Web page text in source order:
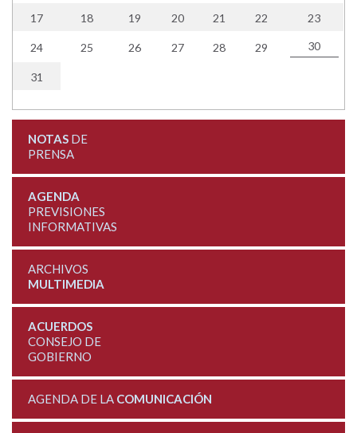
17 18 19 20 21 22 23
24 25 26 27 28 29 30
31
NOTASDE
PRENSA
AGENDA
PREVISIONES
INFORMATIVAS
ARCHIVOS
MULTIMEDIA
ACUERDOS
CONSEJO DE
GOBIERNO
AGENDA DE LA COMUNICACIÓN